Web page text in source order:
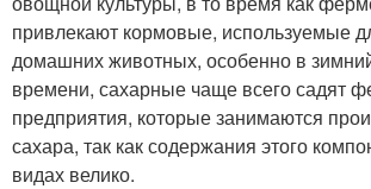
привлекают кормовые, используемые
домашних животных, особенно в
времени, сахарные чаще всего садят
предприятия, которые занимаются
сахара, так как содержания этого
видах велико.